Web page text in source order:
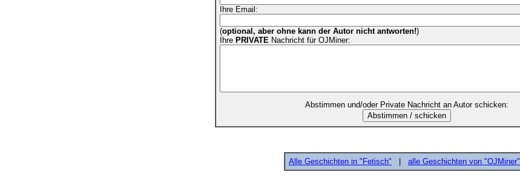
Ihre Email:
(optional, aber ohne kann der Autor nicht antworten!)
Ihre PRIVATE Nachricht für OJMiner:
Abstimmen und/oder Private Nachricht an Autor schicken:
Alle Geschichten in "Fetisch" alle Geschichten von "OJMiner"